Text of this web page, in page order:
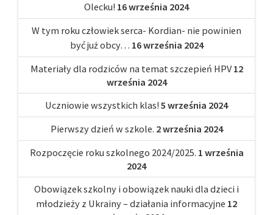
Olecku! 16 września 2024
W tym roku człowiek serca- Kordian- nie powinien
być już obcy… 16 września 2024
Materiały dla rodziców na temat szczepień HPV 12
września 2024
Uczniowie wszystkich klas! 5 września 2024
Pierwszy dzień w szkole. 2 września 2024
Rozpoczęcie roku szkolnego 2024/2025. 1 września
2024
Obowiązek szkolny i obowiązek nauki dla dzieci i
młodzieży z Ukrainy – działania informacyjne 12